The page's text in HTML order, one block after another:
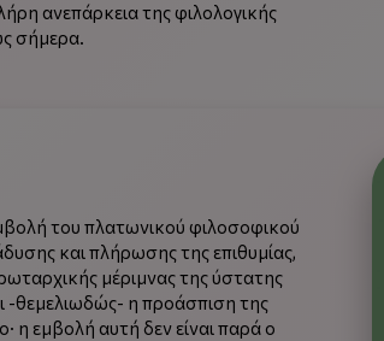
ανεπάρκεια της φιλολογικής
σήμερα.
του πλατωνικού φιλοσοφικού
και πλήρωσης της επιθυμίας,
μέριμνας της ύστατης
-θεμελιωδώς- η προάσπιση της
η εμβολή αυτή δεν είναι παρά ο